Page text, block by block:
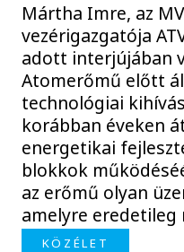
Mártha Imre, az
vezérigazgatója
adott interjújában
Atomerőmű előtt
technológiai
korábban éveken
energetikai
blokkok
az erőmű olyan
amelyre eredetileg
KÖZÉLET